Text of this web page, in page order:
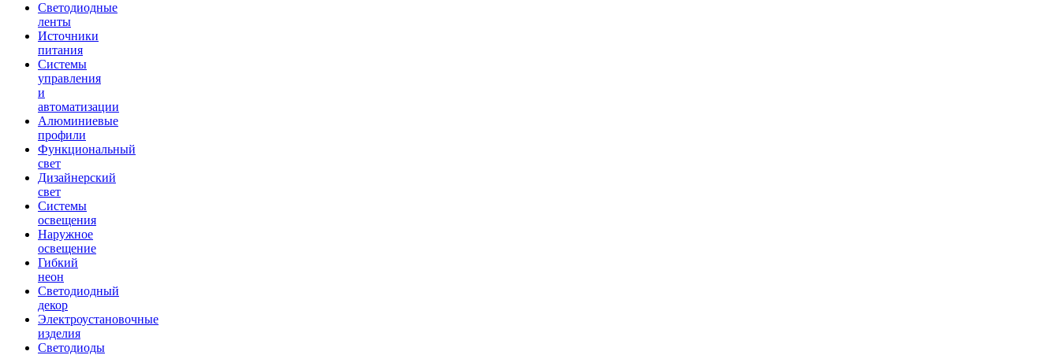
Светодиодные
ленты
Источники
питания
Системы
управления
и
автоматизации
Алюминиевые
профили
Функциональный
свет
Дизайнерский
свет
Системы
освещения
Наружное
освещение
Гибкий
неон
Светодиодный
декор
Электроустановочные
изделия
Светодиоды